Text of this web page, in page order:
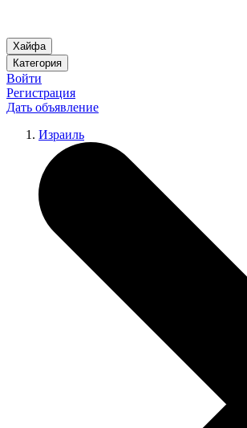
Хайфа
Категория
Войти
Регистрация
Дать объявление
Израиль